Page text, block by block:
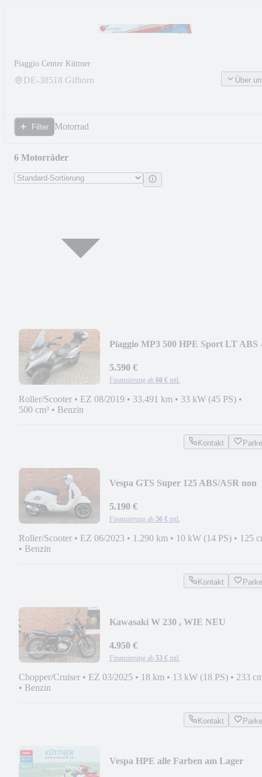
Piaggio Center Küttner
DE-38518 Gifhorn Über
Filter Motorrad
6 Motorräder
Piaggio MP3 500 HPE Sport LT ABS
5.590 €
Finanzierung ab 60 € mtl.
Roller/Scooter • EZ 08/2019 • 33.491 km • 33 kW (45 PS) •
500 cm³ • Benzin
Kontakt
Vespa GTS Super 125 ABS/ASR non
5.190 €
Finanzierung ab 56 € mtl.
Roller/Scooter • EZ 06/2023 • 1.290 km • 10 kW (14 PS) • 125
• Benzin
Kontakt
Kawasaki W 230 , WIE NEU
4.950 €
Finanzierung ab 53 € mtl.
Chopper/Cruiser • EZ 03/2025 • 18 km • 13 kW (18 PS) • 233
• Benzin
Kontakt
Vespa HPE alle Farben am Lager